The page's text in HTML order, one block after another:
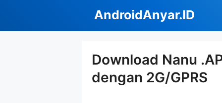
isi
AndroidAnyar.ID
Download Nanu
dengan 2G/GPRS